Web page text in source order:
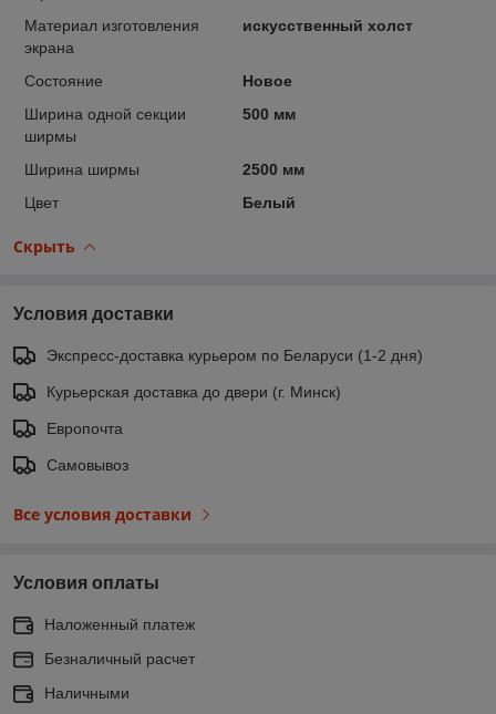
Материал изготовления
экрана
искусственный холст
Состояние
Новое
Ширина одной секции
ширмы
500 мм
Ширина ширмы
2500 мм
Цвет
Белый
Скрыть
Условия доставки
Экспресс-доставка курьером по Беларуси (1-2 дня)
Курьерская доставка до двери (г. Минск)
Европочта
Самовывоз
Все условия доставки
Условия оплаты
Наложенный платеж
Безналичный расчет
Наличными